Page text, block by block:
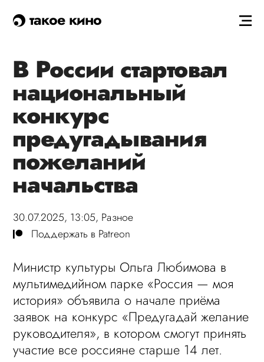
такое кино
В России стартовал
национальный
конкурс
предугадывания
пожеланий
начальства
30.07.2025, 13:05, Разное
Поддержать в Patreon
Министр культуры Ольга Любимова в
мультимедийном парке «Россия — моя
история» объявила о начале приёма
заявок на конкурс «Предугадай желание
руководителя», в котором смогут принять
участие все россияне старше 14 лет.